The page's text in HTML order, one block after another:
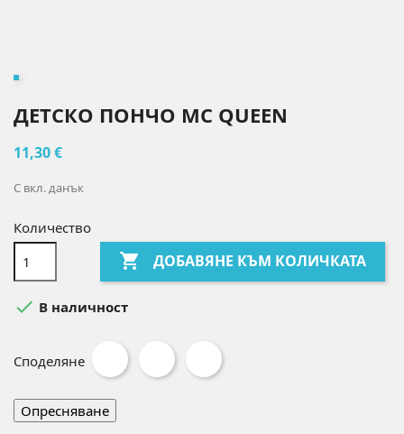
ДЕТСКО ПОНЧО MC QUEEN
11,30 €
С вкл. данък
Количество
 ДОБАВЯНЕ КЪМ КОЛИЧКАТА
 В наличност
Споделяне